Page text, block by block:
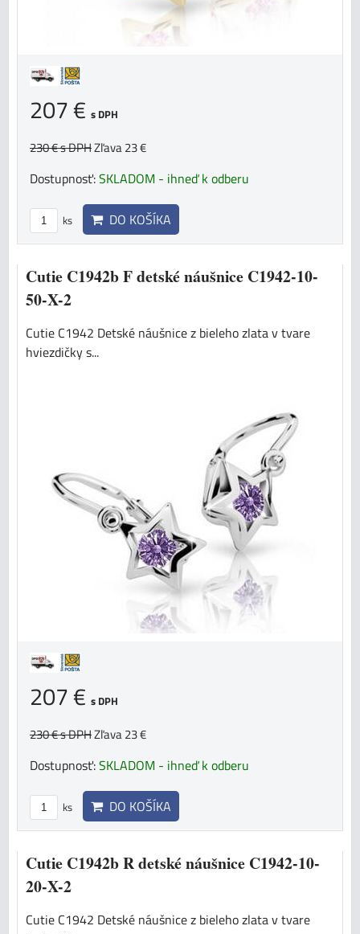
207 € s DPH
230 €s DPHZľava 23 €
Dostupnosť:SKLADOM - ihneď k odberu
ks DO KOŠÍKA
Cutie C1942b F detské náušnice C1942-10-
50-X-2
Cutie C1942 Detské náušnice z bieleho zlata v tvare
hviezdičky s...
207 € s DPH
230 €s DPHZľava 23 €
Dostupnosť:SKLADOM - ihneď k odberu
ks DO KOŠÍKA
Cutie C1942b R detské náušnice C1942-10-
20-X-2
Cutie C1942 Detské náušnice z bieleho zlata v tvare